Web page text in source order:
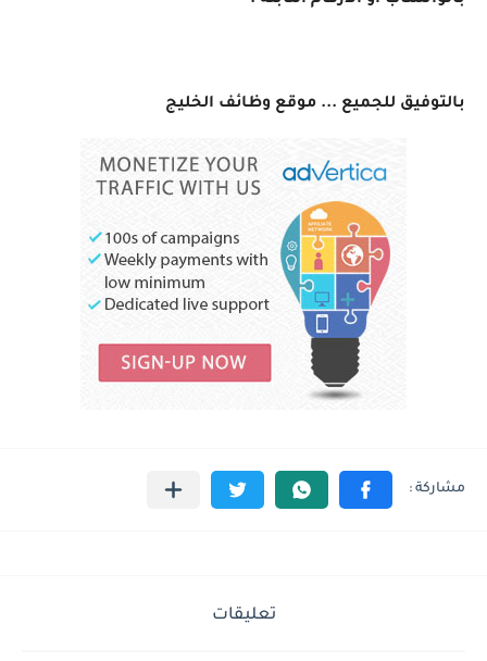
بالتوفيق للجميع ... موقع وظائف الخليج
تعليقات